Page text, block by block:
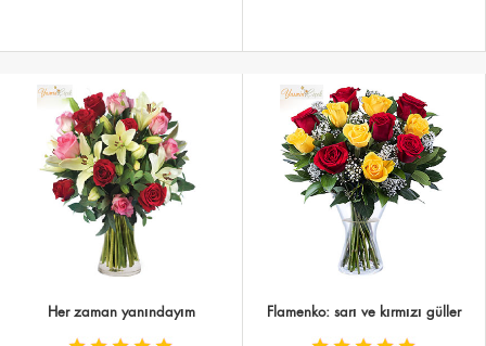
Her zaman yanındayım Flamenko: sarı ve kırmızı güller